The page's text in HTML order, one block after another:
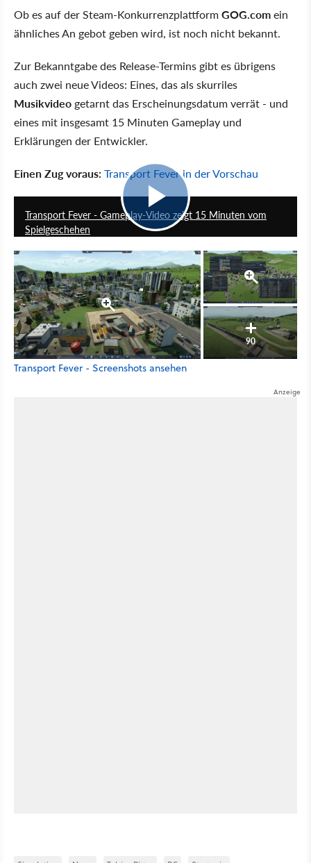
Ob es auf der Steam-KonkurrenzplattformGOG.comein
ähnliches An gebot geben wird, ist noch nicht bekannt.
Zur Bekanntgabe des Release-Termins gibt es übrigens
auch zwei neue Videos: Eines, das als skurriles
Musikvideo getarnt das Erscheinungsdatum verrät - und
eines mit insgesamt 15 Minuten Gameplay und
Erklärungen der Entwickler.
Einen Zug voraus:Transport Fever in der Vorschau
Transport Fever - Gameplay-Video zeigt 15 Minuten vom
Spielgeschehen
90
Transport Fever - Screenshots ansehen